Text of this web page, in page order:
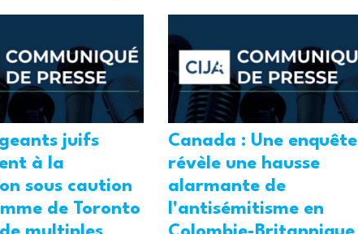
juifs
à la
sous caution
de Toronto
Canada : Une enquête
révèle une hausse
alarmante de
l'antisémitisme en